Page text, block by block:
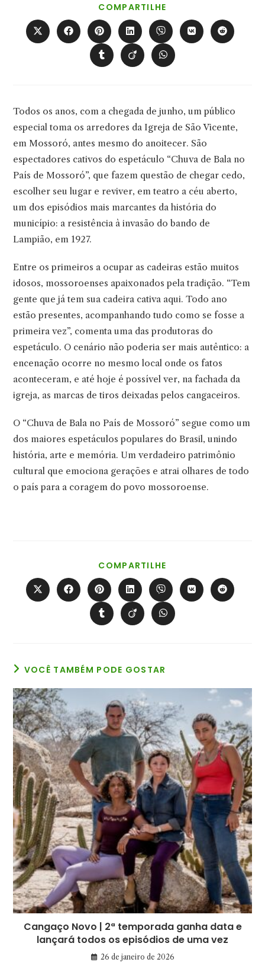
COMPARTILHE
ESTE
CONTEÚDO
Abre
em
Abre
em
Abre
em
uma
nova
janela
Abre
em
uma
nova
janela
Abre
em
uma
nova
janela
Abre
em
Abre
em
Abre
em
Abre
em
Abre
em
Todos os anos, com a chegada de junho, um público
especial toma os arredores da Igreja de São Vicente,
em Mossoró, antes mesmo do anoitecer. São
espectadores cativos do espetáculo “Chuva de Bala no
País de Mossoró”, que fazem questão de chegar cedo,
escolher seu lugar e reviver, em teatro a céu aberto,
um dos episódios mais marcantes da história do
município: a resistência à invasão do bando de
Lampião, em 1927.
Entre os primeiros a ocupar as cadeiras estão muitos
idosos, mossoroenses apaixonados pela tradição. “Tem
gente que já tem sua cadeira cativa aqui. Todo ano
estão presentes, acompanhando tudo como se fosse a
primeira vez”, comenta uma das produtoras do
espetáculo. O cenário não poderia ser mais autêntico: a
encenação ocorre no mesmo local onde os fatos
aconteceram, e até hoje é possível ver, na fachada da
igreja, as marcas de tiros deixadas pelos cangaceiros.
O “Chuva de Bala no País de Mossoró” segue como um
dos maiores espetáculos populares do Brasil, unindo
história, arte e memória. Um verdadeiro patrimônio
cultural que emociona gerações e atrai olhares de todo
o país para a coragem do povo mossoroense.
COMPARTILHE
ESTE
CONTEÚDO
Abre
em
Abre
em
Abre
em
uma
nova
janela
Abre
em
uma
nova
janela
Abre
em
uma
nova
janela
Abre
em
Abre
em
Abre
em
Abre
em
Abre
em
VOCÊ TAMBÉM PODE GOSTAR
Cangaço Novo | 2ª temporada ganha data e
lançará todos os episódios de uma vez
26 de janeiro de 2026